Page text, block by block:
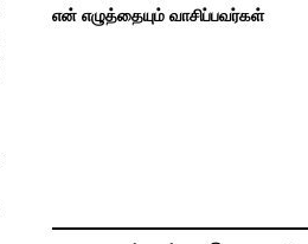
என் எழுத்தையும் வாசிப்பவர்கள்